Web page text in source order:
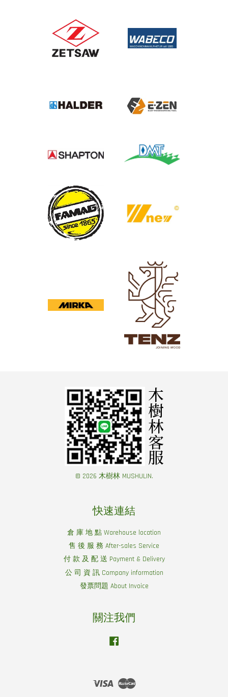
© 2026 木樹林 MUSHULIN.
快速連結
倉 庫 地 點 Warehouse location
售 後 服 務 After-sales Service
付 款 及 配 送 Payment & Delivery
公 司 資 訊 Company information
發票問題 About Invoice
關注我們
Visa Master